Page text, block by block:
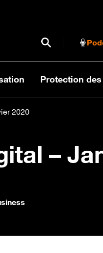
Ouvrir / Fermer
Protection
2020
–